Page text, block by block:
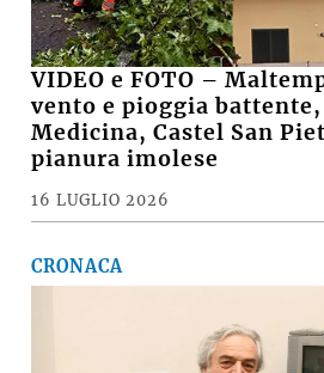
VIDEO e FOTO –
vento e pioggia
Medicina, Castel San
pianura imolese
16 LUGLIO 2026
CRONACA